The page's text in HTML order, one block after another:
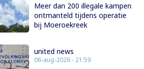
Meer dan 200 illegale kampen
ontmanteld tijdens operatie
bij Moeroekreek
united news
06-aug-2026 - 21:59